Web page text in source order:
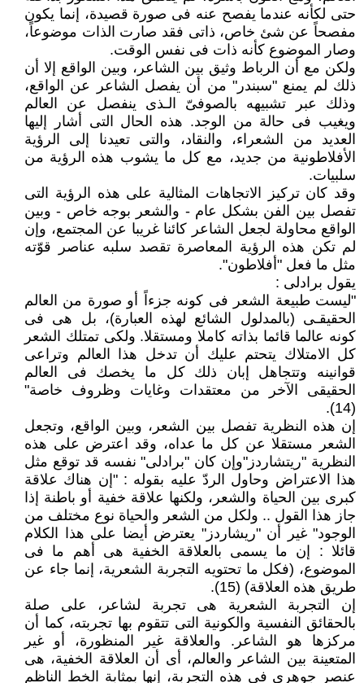
حتى لكأنه عندما يفصح عنه فى صورة قصيدة، إنما يكون
مفصحاً عن شئ خاص، ذاتى فقد صارت الذات موضوعاً،
وصار الموضوع كأنه ذات فى نفس الوقت.
ولكن مع أن الرباط وثيق بين الشاعر، وبين الواقع إلا أن
ذلك لم يمنع "سبندر" من أن يفصل الشاعر عن الواقع،
وذلك عبر تشبيهه بالصوفىّ الـذى ينفصل عن العالم
ويغيب فى حالة من الوجد. هذه الحال التى أشار إليها
العديد من الشعراء، والنقاد، والتى تعيدنا إلى الرؤية
الأفلاطونية من جديد، مع كل ما يشوب هذه الرؤية من
سلبيات.
وقد كان تركيز الاتجاهات المثالية على هذه الرؤية التى
تفصل بين الفن بشكل عام - والشعر بوجه خاص - وبين
الواقع محاولة لجعل الشاعر كائنا غريبا عن المجتمع، وإن
لم تكن هذه الرؤية المعاصرة تقصد سلبه عناصر قوّته
مثل ما فعل "أفلاطون".
يقول برادلى :
"ليست طبيعة الشعر فى كونه جزءاً أو صورة من العالم
الحقيقـى (بالمدلول الشائع لهذه العبارة)، بل هى فى
كونه عالما قائما بذاته كاملا ومستقلا. ولكى تمتلك الشعر
كل الامتلاك يتحتم عليك أن تدخل هذا العالم وتراعى
قوانينه وتتجاهل إبان ذلك كل ما يخصك فى العالم
الحقيقى الآخر من معتقدات وغايات وظروف خاصة"
(14).
إن هذه النظرية تفصل بين الشعر، وبين الواقع، وتجعل
الشعر مستقلا عن كل ما عداه، وقد اعترض على هذه
النظرية "ريتشاردز"وإن كان "برادلى" نفسه قد توقع مثل
هذا الاعتراض وحاول الردّ عليه بقوله : "إن هناك علاقة
كبرى بين الحياة والشعر، ولكنها علاقة خفية أو باطنة إذا
جاز هذا القول .. ولكل من الشعر والحياة نوع مختلف من
الوجود" غير أن "ريشاردز" يعترض أيضا على هذا الكلام
قائلا : إن ما يسمى بالعلاقة الخفية هى أهم ما فى
الموضوع، (فكل ما تحتويه التجربة الشعرية، إنما جاء عن
طريق هذه العلاقة) (15).
إن التجربة الشعرية هى تجربة لشاعر، على صلة
بالحقائق النفسية والكونية التى تتقوم بها تجربته، كما أن
مركزها هو الشاعر. والعلاقة غير المنظورة، أو غير
المتعينة بين الشاعر والعالم، أى أن العلاقة الخفية، هى
عنصر جوهرى فى هذه التجربة، إنها بمثابة الخط الناظم